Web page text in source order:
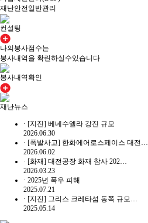
재난안전일반관리
컨설팅
나의봉사점수는
봉사내역을 확린하실수있습니다
봉사내역확인
재난뉴스
· [지진] 베네수엘라 강진 규모
2026.06.30
· [폭발사고] 한화에어로스페이스 대전…
2026.06.02
· [화재] 대전공장 화재 참사 202…
2026.03.23
· 2025년 폭우 피해
2025.07.21
· [지진] 그리스 크레타섬 동쪽 규모…
2025.05.14